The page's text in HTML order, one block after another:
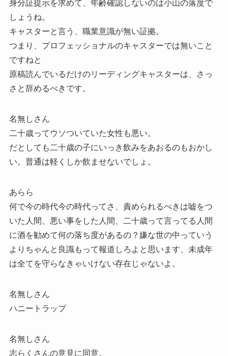
身分証提示を求めて、年齢確認しないのは小山の落度で
しょうね。
キャスターと言う、職業意識が無い証拠。
つまり、プロフェッショナルのキャスターでは無いこと
ですねと
原稿読んでいるだけのリーディングキャスターは、さっ
さと辞めるべきです。
名無しさん
二十歳ってウソついていた女性も悪い。
だとしても二十歳の子にいっき飲みをあおるのもおかし
い。普通は軽くしか飲ませないでしょ。
あらら
何で今の時代今の時代ってさ、責められるべきは嘘をつ
いた人間、悪い事をした人間、二十歳って言ってる人間
に酒を勧めて何の落ち度があるの？嫌な世の中っていう
よりちゃんと良識もって報道しろよと思います、未成年
は全てを守らなきゃいけない存在じゃないよ。
名無しさん
ハニートラップ
名無しさん
志らくさんの意見に同意。